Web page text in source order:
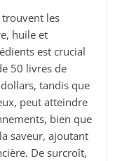
les
huile et
est crucial
50 livres de
tandis que
peut atteindre
bien que
saveur, ajoutant
De surcroît,